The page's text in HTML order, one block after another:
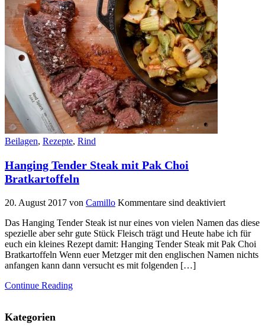
Beilagen, Rezepte, Rind
Hanging Tender Steak mit Pak Choi
Bratkartoffeln
20. August 2017 von Camillo Kommentare sind deaktiviert
Das Hanging Tender Steak ist nur eines von vielen Namen das diese
spezielle aber sehr gute Stück Fleisch trägt und Heute habe ich für
euch ein kleines Rezept damit: Hanging Tender Steak mit Pak Choi
Bratkartoffeln Wenn euer Metzger mit den englischen Namen nichts
anfangen kann dann versucht es mit folgenden […]
Continue Reading
Kategorien